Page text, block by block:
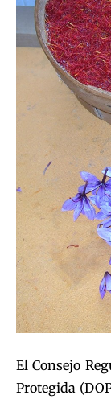
El Consejo
Protegida